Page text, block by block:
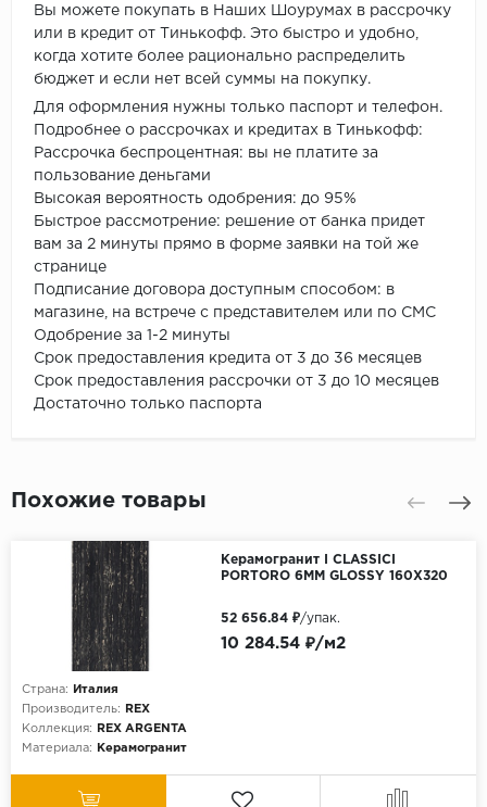
Вы можете покупать в Наших Шоурумах в рассрочку
или в кредит от Тинькофф. Это быстро и удобно,
когда хотите более рационально распределить
бюджет и если нет всей суммы на покупку.
Для оформления нужны только паспорт и телефон.
Подробнее о рассрочках и кредитах в Тинькофф:
Рассрочка беспроцентная: вы не платите за
пользование деньгами
Высокая вероятность одобрения: до 95%
Быстрое рассмотрение: решение от банка придет
вам за 2 минуты прямо в форме заявки на той же
странице
Подписание договора доступным способом: в
магазине, на встрече с представителем или по СМС
Одобрение за 1-2 минуты
Срок предоставления кредита от 3 до 36 месяцев
Срок предоставления рассрочки от 3 до 10 месяцев
Достаточно только паспорта
Похожие товары
Керамогранит I CLASSICI
PORTORO 6MM GLOSSY 160X320
Страна:
Италия
Производитель:
REX
Коллекция:
REX ARGENTA
Материала:
Керамогранит
10 284.54 ₽/м2
52 656.84 ₽/упак.